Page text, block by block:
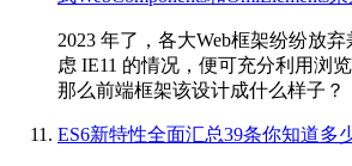
2023 年了，各大Web框架纷纷放
虑 IE11 的情况，便可充分利用浏
那么前端框架该设计成什么样子？
ES6新特性全面汇总39条你知道多